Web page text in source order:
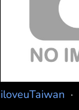
iloveuTaiwan ·